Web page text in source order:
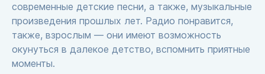
современные детские песни, а также, музыкальные
произведения прошлых лет. Радио понравится,
также, взрослым — они имеют возможность
окунуться в далекое детство, вспомнить приятные
моменты.